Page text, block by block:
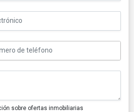
sobre ofertas inmobiliarias